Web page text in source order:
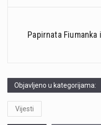
Papirnata
Objavljeno u kategorijama:
Vijesti